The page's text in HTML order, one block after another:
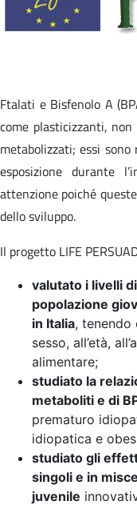
Ftalati e Bisfenolo A
come plasticizzanti,
metabolizzati; essi
esposizione durante
attenzione poiché
dello sviluppo.
Il progetto LIFE
valutato i livelli
popolazione
in Italia,
sesso, all’età,
alimentare;
studiato la
metaboliti e di
prematuro
idiopatica e
studiato gli
singoli e in
juvenile